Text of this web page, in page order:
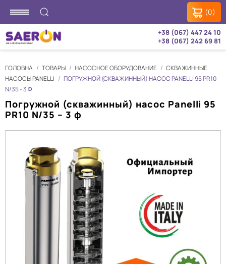
(0)
+38 (067) 447 24 10
+38 (067) 242 69 81
ГОЛОВНА ТОВАРЫ НАСОСНОЕ ОБОРУДОВАНИЕ
CКВАЖИННЫЕ
НАСОСЫ PANELLI
ПОГРУЖНОЙ (СКВАЖИННЫЙ) НАСОС PANELLI 95 PR10
N/35 - 3 Ф
Погружной (скважинный) насос Panelli 95
PR10 N/35 – 3 ф